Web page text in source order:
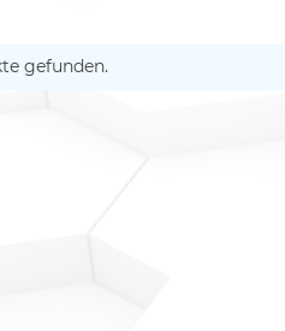
gefunden.